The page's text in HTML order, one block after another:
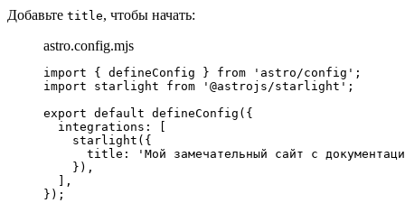
Добавьте title, чтобы начать:
astro.config.mjs
import { defineConfig } from ' astro/config ' ;
import starlight from ' @astrojs/starlight ' ;
export default defineConfig ({
integrations: [
starlight ({
title:
' Мой замечательный сайт с
}),
],
});